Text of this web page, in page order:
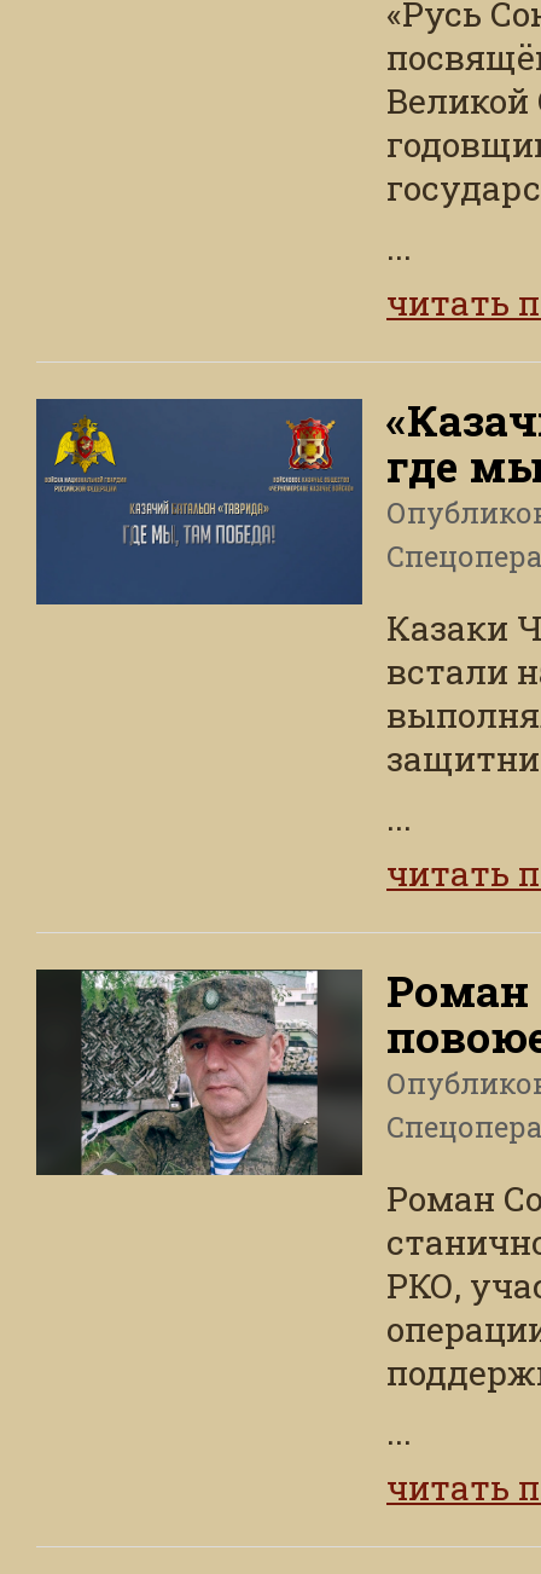
«Русь
Великой
...
читать
где
Казаки
встали
...
читать
Роман
Роман
РКО,
...
читать